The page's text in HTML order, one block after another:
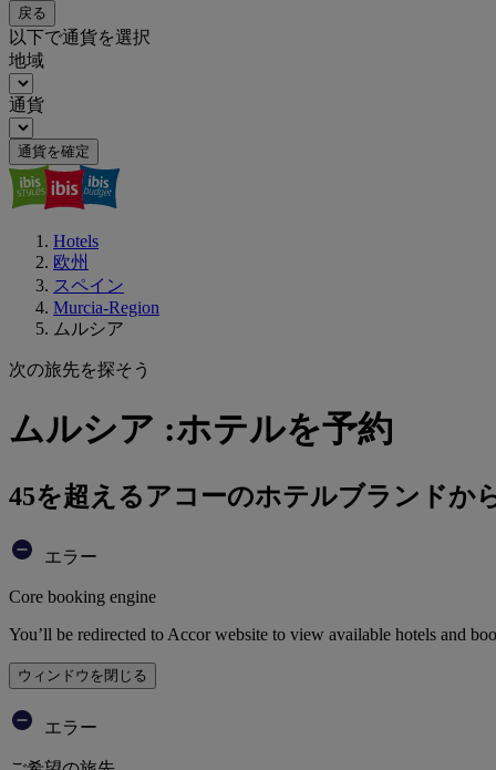
戻る
以下で通貨を選択
地域
通貨
通貨を確定
Hotels
欧州
スペイン
Murcia-Region
ムルシア
次の旅先を探そう
ムルシア :ホテルを予約
45を超えるアコーのホテルブランドか
エラー
Core booking engine
You’ll be redirected to Accor website to view available hotels and
ウィンドウを閉じる
エラー